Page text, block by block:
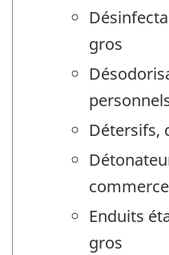
gros
Détersifs,
Enduits
gros